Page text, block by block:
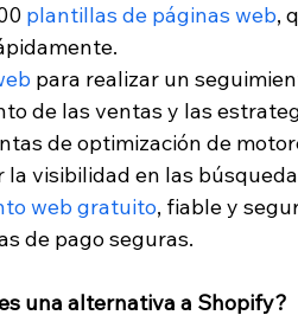
plantillas de páginas web,
para realizar un
de las ventas y las
de optimización de
la visibilidad en las
web gratuito, fiable y
de pago seguras.
una alternativa a Shopify?